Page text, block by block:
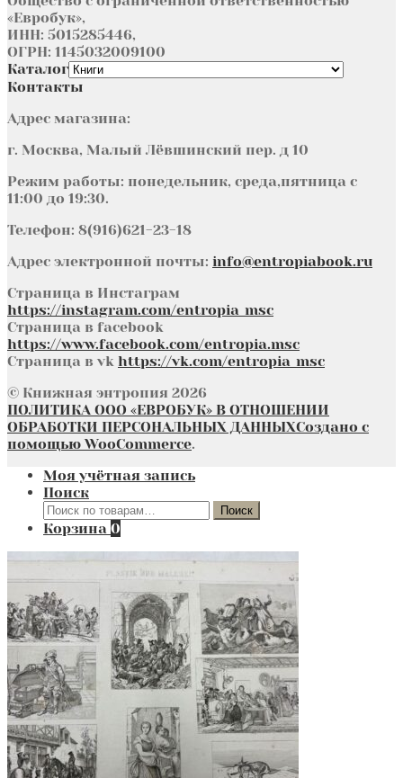
«Евробук»,
ИНН: 5015285446,
ОГРН: 1145032009100
Каталог
Контакты
Адрес магазина:
г. Москва, Малый Лёвшинский пер. д 10
Режим работы: понедельник, среда,пятница с
11:00 до 19:30.
Телефон: 8(916)621-23-18
Адрес электронной почты: info@entropiabook.ru
Страница в Инстаграм
https://instagram.com/entropia_msc
Страница в facebook
https://www.facebook.com/entropia.msc
Страница в vk https://vk.com/entropia_msc
© Книжная энтропия 2026
ПОЛИТИКА ООО «ЕВРОБУК» В ОТНОШЕНИИ
ОБРАБОТКИ ПЕРСОНАЛЬНЫХ ДАННЫХСоздано с
помощью WooCommerce.
Моя учётная запись
Поиск
Искать:
Поиск
Корзина 0